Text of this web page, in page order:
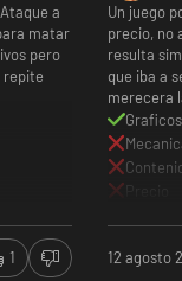
asaltantes, mientras
sin parar.
a
matar
pero
repite
1
Un juego
precio, no
resulta
que iba a
merecera
Graficos
12 agosto